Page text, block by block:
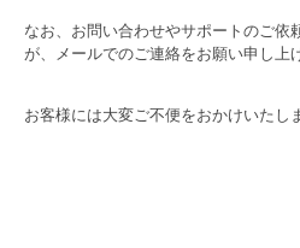
なお、お問い合わせやサポートのご依
が、メールでのご連絡をお願い申し上げ
お客様には大変ご不便をおかけいたしま